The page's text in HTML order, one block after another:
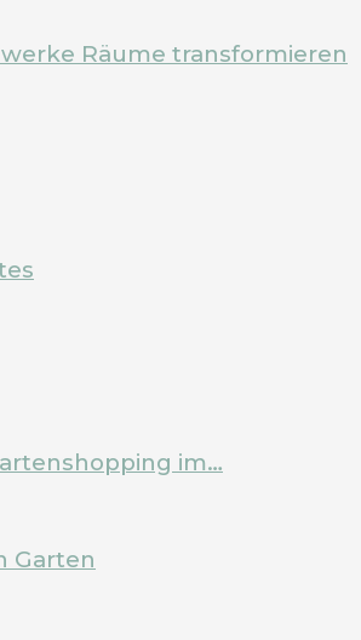
Räume transformieren
im…
Garten